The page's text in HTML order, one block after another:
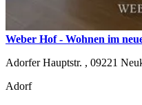
Weber Hof - Wohnen im
Adorfer Hauptstr. , 09221
Adorf